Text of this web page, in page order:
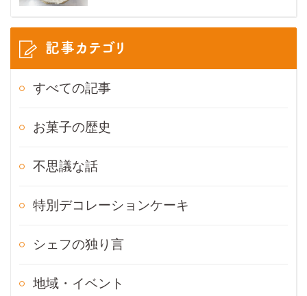
記事カテゴリ
すべての記事
お菓子の歴史
不思議な話
特別デコレーションケーキ
シェフの独り言
地域・イベント